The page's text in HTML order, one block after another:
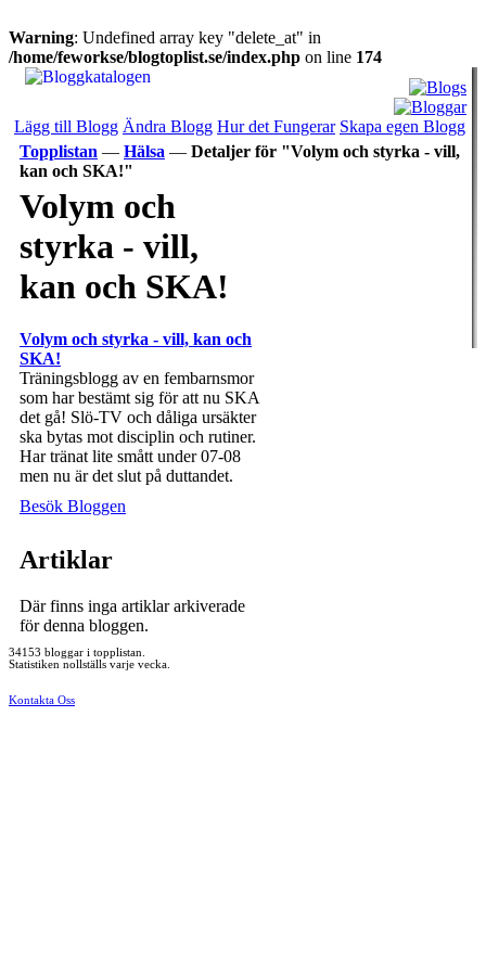
Warning: Undefined array key "delete_at" in
/home/feworkse/blogtoplist.se/index.php on line 174
Lägg till Blogg Ändra Blogg Hur det Fungerar Skapa egen Blogg
Topplistan — Hälsa — Detaljer för "Volym och styrka - vill,
kan och SKA!"
Volym och
styrka - vill,
kan och SKA!
Volym och styrka - vill, kan och
SKA!
Träningsblogg av en fembarnsmor
som har bestämt sig för att nu SKA
det gå! Slö-TV och dåliga ursäkter
ska bytas mot disciplin och rutiner.
Har tränat lite smått under 07-08
men nu är det slut på duttandet.
Besök Bloggen
Artiklar
Där finns inga artiklar arkiverade
för denna bloggen.
34153 bloggar i topplistan.
Statistiken nollställs varje vecka.
Kontakta Oss